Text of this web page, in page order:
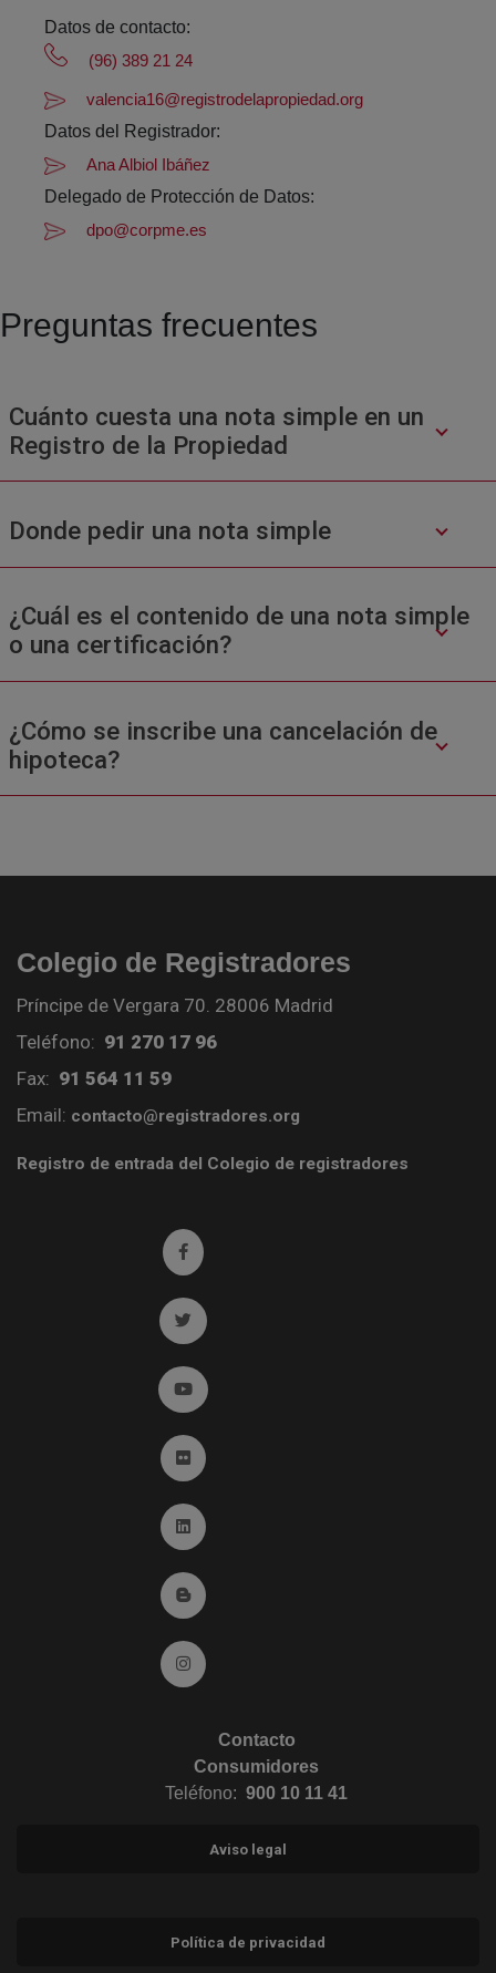
Datos de contacto:
(96) 389 21 24
valencia16@registrodelapropiedad.org
Datos del Registrador:
Ana Albiol Ibáñez
Delegado de Protección de Datos:
dpo@corpme.es
Preguntas frecuentes
Cuánto cuesta una nota simple en un
Registro de la Propiedad
Donde pedir una nota simple
¿Cuál es el contenido de una nota simple
o una certificación?
¿Cómo se inscribe una cancelación de
hipoteca?
Colegio de Registradores
Príncipe de Vergara 70. 28006 Madrid
Teléfono: 91 270 17 96
Fax: 91 564 11 59
Email: contacto@registradores.org
Registro de entrada del Colegio de registradores
Ir a facebook (abre en ventana nueva)
Ir a twitter (abre en ventana nueva)
Ir a YouTube (abre en ventana nueva)
Ir a Flickr (abre en ventana nueva)
Ir a Linkedin (abre en ventana nueva)
Ir al Blog (abre en ventana nueva)
Ir a Instagram (abre en ventana nueva)
Contacto
Consumidores
Teléfono: 900 10 11 41
Aviso legal
Política de privacidad